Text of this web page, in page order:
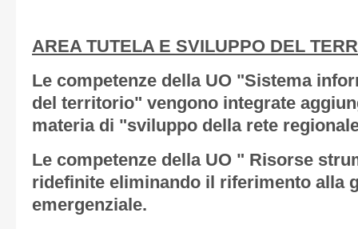
AREA TUTELA E SVILUPPO DEL
Le competenze della UO "Sistema
del territorio" vengono integrate
materia di "sviluppo della rete
Le competenze della UO " Risorse
ridefinite eliminando il riferimento alla
emergenziale.